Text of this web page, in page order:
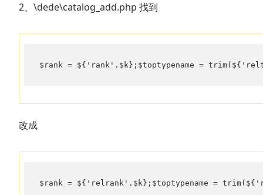
2、\dede\catalog_add.php 找到
$rank = ${'rank'.$k};$toptypename =
改成
$rank = ${'relrank'.$k};$toptypename =